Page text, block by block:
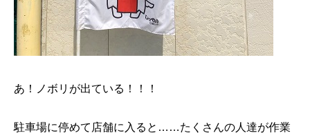
あ！ノボリが出ている！！！
駐車場に停めて店舗に入ると……たくさんの人達が作業